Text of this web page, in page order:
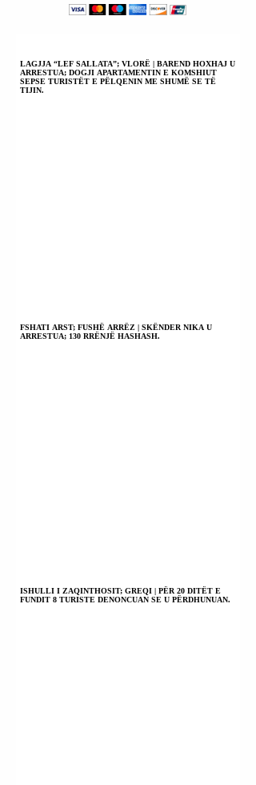
LAGJJA “LEF SALLATA”; VLORË | BAREND HOXHAJ U
ARRESTUA; DOGJI APARTAMENTIN E KOMSHIUT
SEPSE TURISTËT E PËLQENIN ME SHUMË SE TË
TIJIN.
FSHATI ARST; FUSHË ARRËZ | SKËNDER NIKA U
ARRESTUA; 130 RRËNJË HASHASH.
ISHULLI I ZAQINTHOSIT; GREQI | PËR 20 DITËT E
FUNDIT 8 TURISTE DENONCUAN SE U PËRDHUNUAN.